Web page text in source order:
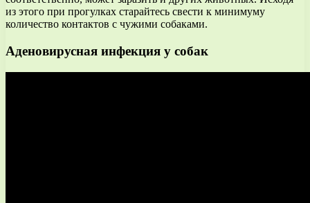
из этого при прогулках старайтесь свести к минимуму
количество контактов с чужими собаками.
Аденовирусная инфекция у собак